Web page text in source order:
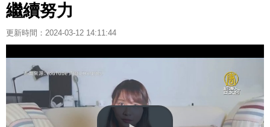
繼續努力
更新時間：2024-03-12 14:11:44